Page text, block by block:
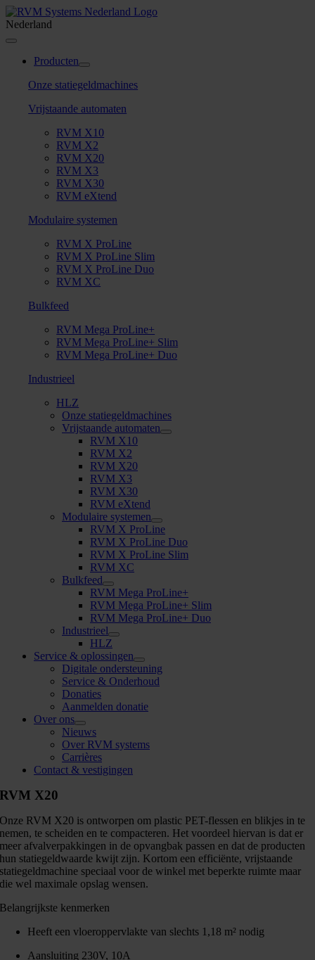
Skip
to
content
Nederland
Toggle
NavigationProducten
Onze statiegeldmachines
Vrijstaande automaten
RVM X10
RVM X2
RVM X20
RVM X3
RVM X30
RVM eXtend
Modulaire systemen
RVM X ProLine
RVM X ProLine Slim
RVM X ProLine Duo
RVM XC
Bulkfeed
RVM Mega ProLine+
RVM Mega ProLine+ Slim
RVM Mega ProLine+ Duo
Industrieel
HLZ
Onze statiegeldmachines
Vrijstaande automaten
RVM X10
RVM X2
RVM X20
RVM X3
RVM X30
RVM eXtend
Modulaire systemen
RVM X ProLine
RVM X ProLine Duo
RVM X ProLine Slim
RVM XC
Bulkfeed
RVM Mega ProLine+
RVM Mega ProLine+ Slim
RVM Mega ProLine+ Duo
Industrieel
HLZ
Service & oplossingen
Digitale ondersteuning
Service & Onderhoud
Donaties
Aanmelden donatie
Over ons
Nieuws
Over RVM systems
Carrières
Contact & vestigingen
RVM X20
Onze RVM X20 is ontworpen om plastic PET-flessen en blikjes in te
nemen, te scheiden en te compacteren. Het voordeel hiervan is dat er
meer afvalverpakkingen in de opvangbak passen en dat de producten
hun statiegeldwaarde kwijt zijn. Kortom een efficiënte, vrijstaande
statiegeldmachine speciaal voor de winkel met beperkte ruimte maar
die wel maximale opslag wensen.
Belangrijkste kenmerken
Heeft een vloeroppervlakte van slechts 1,18 m² nodig
Aansluiting 230V, 10A